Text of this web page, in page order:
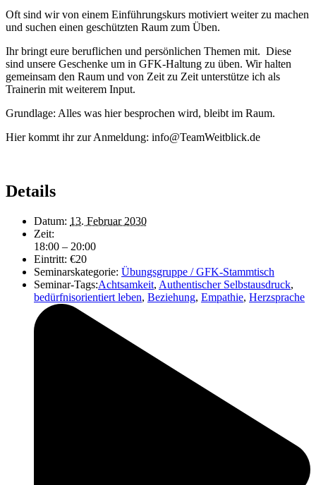
Oft sind wir von einem Einführungskurs motiviert weiter zu machen
und suchen einen geschützten Raum zum Üben.
Ihr bringt eure beruflichen und persönlichen Themen mit. Diese
sind unsere Geschenke um in GFK-Haltung zu üben. Wir halten
gemeinsam den Raum und von Zeit zu Zeit unterstütze ich als
Trainerin mit weiterem Input.
Grundlage: Alles was hier besprochen wird, bleibt im Raum.
Hier kommt ihr zur Anmeldung: info@TeamWeitblick.de
Details
Datum: 13. Februar 2030
Zeit:
18:00 – 20:00
Eintritt: €20
Seminarskategorie: Übungsgruppe / GFK-Stammtisch
Seminar-Tags:Achtsamkeit, Authentischer Selbstausdruck,
bedürfnisorientiert leben, Beziehung, Empathie, Herzsprache